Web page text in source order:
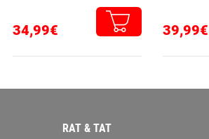
34,99€ 39,99€
RAT & TAT